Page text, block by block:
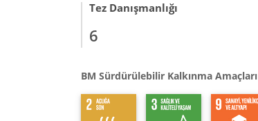
Tez Danışmanlığı
6
BM Sürdürülebilir Kalkınma Amaçları